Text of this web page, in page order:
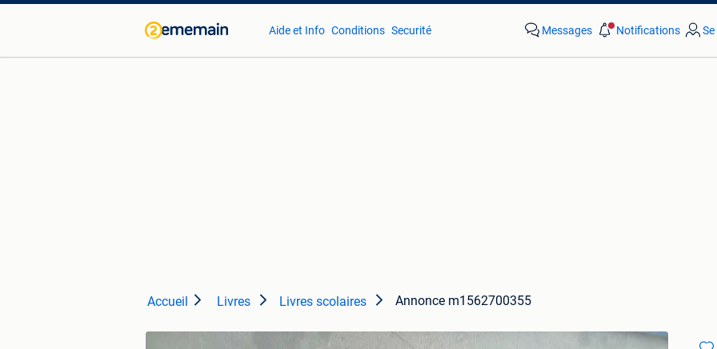
Aide et Info Conditions Securité Messages Notifications
Accueil Livres Livres scolaires Annonce m1562700355